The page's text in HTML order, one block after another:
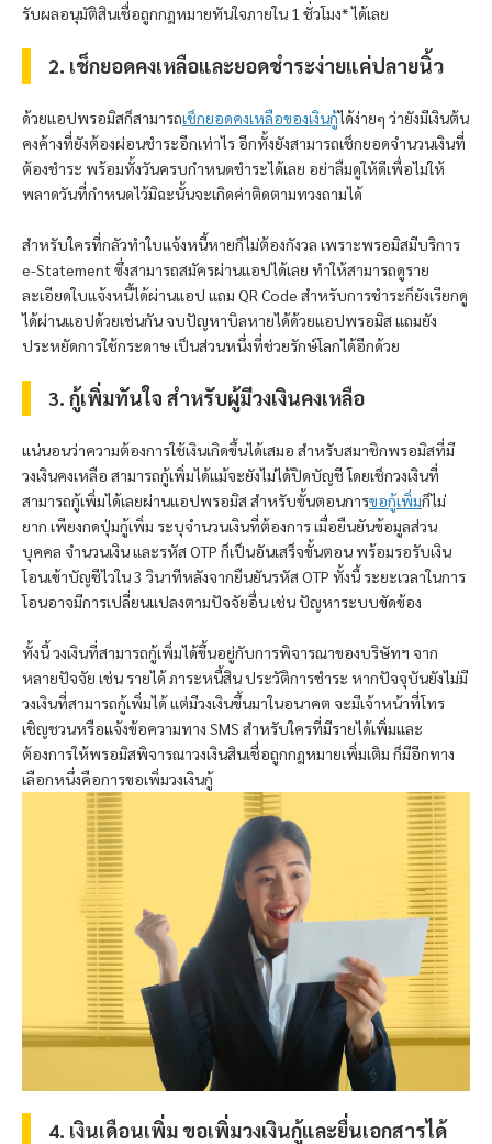
รับผลอนุมัติสินเชื่อถูกกฎหมายทันใจภายใน 1 ชั่วโมง* ได้เลย
2. เช็กยอดคงเหลือและยอดชำระง่ายแค่ปลายนิ้ว
ด้วยแอปพรอมิสก็สามารถเช็กยอดคงเหลือของเงินกู้ได้ง่ายๆ ว่ายังมีเงินต้น
คงค้างที่ยังต้องผ่อนชำระอีกเท่าไร อีกทั้งยังสามารถเช็กยอดจำนวนเงินที่
ต้องชำระ พร้อมทั้งวันครบกำหนดชำระได้เลย อย่าลืมดูให้ดีเพื่อไม่ให้
พลาดวันที่กำหนดไว้มิฉะนั้นจะเกิดค่าติดตามทวงถามได้
สำหรับใครที่กลัวทำใบแจ้งหนี้หายก็ไม่ต้องกังวล เพราะพรอมิสมีบริการ
e-Statement ซึ่งสามารถสมัครผ่านแอปได้เลย ทำให้สามารถดูราย
ละเอียดใบแจ้งหนี้ได้ผ่านแอป แถม QR Code สำหรับการชำระก็ยังเรียกดู
ได้ผ่านแอปด้วยเช่นกัน จบปัญหาบิลหายได้ด้วยแอปพรอมิสแถมยัง
ประหยัดการใช้กระดาษ เป็นส่วนหนึ่งที่ช่วยรักษ์โลกได้อีกด้วย
3. กู้เพิ่มทันใจ สำหรับผู้มีวงเงินคงเหลือ
แน่นอนว่าความต้องการใช้เงินเกิดขึ้นได้เสมอ สำหรับสมาชิกพรอมิสที่มี
วงเงินคงเหลือ สามารถกู้เพิ่มได้แม้จะยังไม่ได้ปิดบัญชี โดยเช็กวงเงินที่
สามารถกู้เพิ่มได้เลยผ่านแอปพรอมิสสำหรับขั้นตอนการขอกู้เพิ่มก็ไม่
ยาก เพียงกดปุ่มกู้เพิ่ม ระบุจำนวนเงินที่ต้องการ เมื่อยืนยันข้อมูลส่วน
บุคคล จำนวนเงิน และรหัส OTP ก็เป็นอันเสร็จขั้นตอน พร้อมรอรับเงิน
โอนเข้าบัญชีไวใน 3 วินาทีหลังจากยืนยันรหัส OTP ทั้งนี้ ระยะเวลาในการ
โอนอาจมีการเปลี่ยนแปลงตามปัจจัยอื่น เช่น ปัญหาระบบขัดข้อง
ทั้งนี้ วงเงินที่สามารถกู้เพิ่มได้ขึ้นอยู่กับการพิจารณาของบริษัทฯ จาก
หลายปัจจัย เช่น รายได้ ภาระหนี้สิน ประวัติการชำระ หากปัจจุบันยังไม่มี
วงเงินที่สามารถกู้เพิ่มได้ แต่มีวงเงินขึ้นมาในอนาคต จะมีเจ้าหน้าที่โทร
เชิญชวนหรือแจ้งข้อความทาง SMS สำหรับใครที่มีรายได้เพิ่มและ
ต้องการให้พรอมิสพิจารณาวงเงินสินเชื่อถูกกฎหมายเพิ่มเติม ก็มีอีกทาง
เลือกหนึ่งคือการขอเพิ่มวงเงินกู้
4. เงินเดือนเพิ่ม ขอเพิ่มวงเงินกู้และยื่นเอกสารได้